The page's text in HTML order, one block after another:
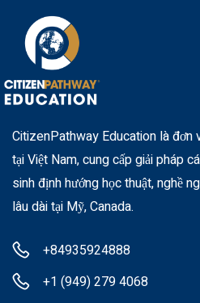
CitizenPathway Education là đơn
tại Việt Nam, cung cấp giải pháp
sinh định hướng học thuật, nghề
lâu dài tại Mỹ, Canada.
+84935924888
+1 (949) 279 4068